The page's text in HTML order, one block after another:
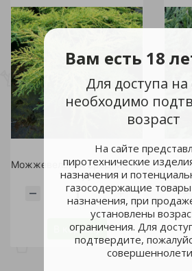
Вам есть 18
Для доступа на
необходимо
возраст
На сайте
пиротехнические
назначения и
газосодержащие
назначения, при
установлены
ограничения. Для
подтвердите,
Можжевельник средний Голдкиссен С20 1шт/Juniperus media Goldkissen
7 800 руб.
шт
В корзину